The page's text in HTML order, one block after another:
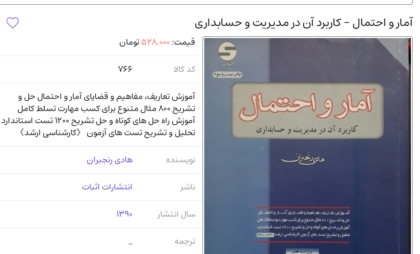
دانشگاه پیامـ نور
آمار و احتمال - کاربرد آن در مدیریت و حسابداری
قیمت: 528,000تومان
کد کالا
766
آموزش تعاریف، مفاهیم و قضایای آمار و احتمال حل و
تشریح 800 مثال متنوع برای کسب مهارت تسلط کامل
آموزش راه حل‌ های کوتاه و حل تشریح 1200 تست استاندارد
تحلیل و تشریح تست‌ های آزمون 《کارشناسی ارشد》
نویسنده
هادی رنجبران
ناشر
انتشارات اثبات
سال انتشار
1390
ترجمه
_